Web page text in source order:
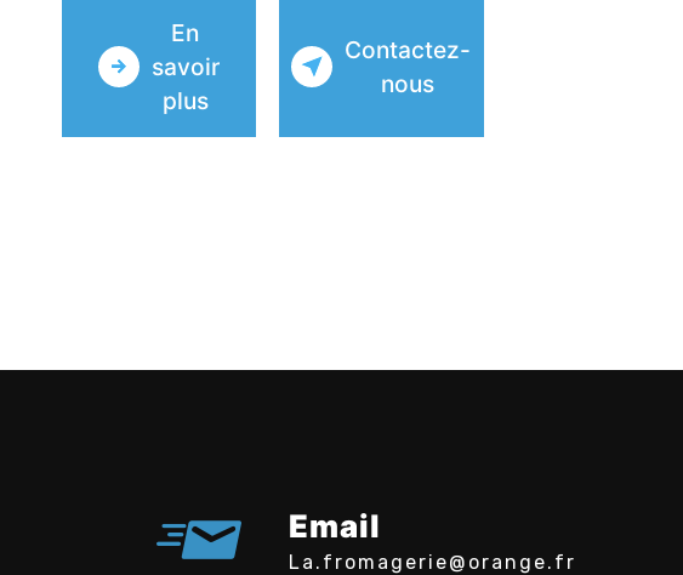
En
savoir
plus
Contactez-
nous
Email
la.fromagerie@orange.fr